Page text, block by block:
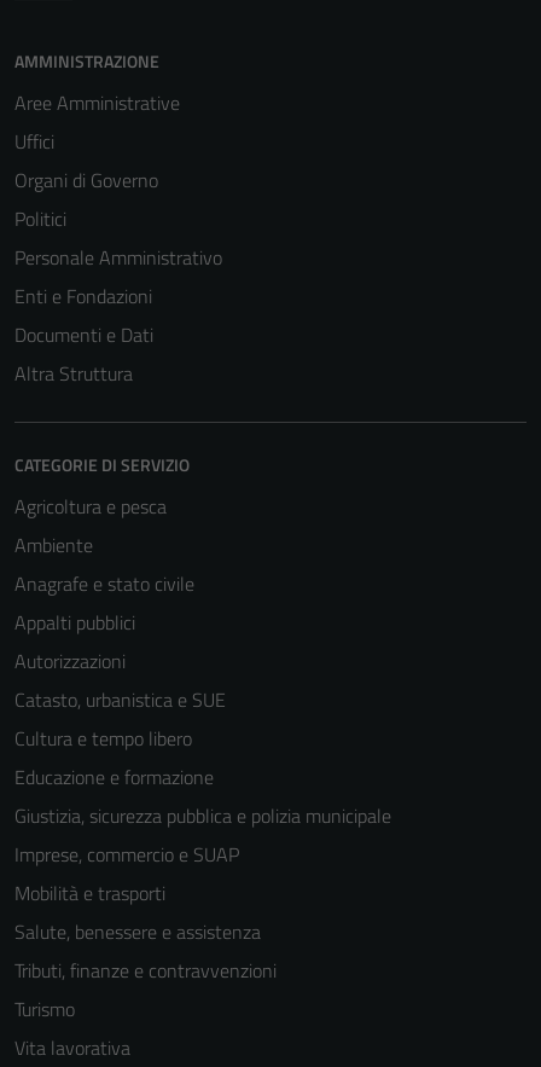
AMMINISTRAZIONE
Aree Amministrative
Uffici
Organi di Governo
Politici
Personale Amministrativo
Enti e Fondazioni
Documenti e Dati
Altra Struttura
CATEGORIE DI SERVIZIO
Agricoltura e pesca
Ambiente
Anagrafe e stato civile
Appalti pubblici
Autorizzazioni
Catasto, urbanistica e SUE
Cultura e tempo libero
Educazione e formazione
Giustizia, sicurezza pubblica e polizia municipale
Imprese, commercio e SUAP
Mobilità e trasporti
Salute, benessere e assistenza
Tributi, finanze e contravvenzioni
Turismo
Vita lavorativa